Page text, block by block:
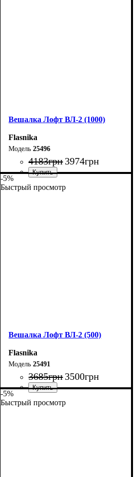
Вешалка Лофт ВЛ-2 (1000)
Flasnika
25496
4183грн 3974грн
-5%
Быстрый просмотр
Вешалка Лофт ВЛ-2 (500)
Flasnika
25491
3685грн 3500грн
-5%
Быстрый просмотр